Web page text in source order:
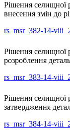
Рішення
внесення змін до
rs_msr_382-14-
Рішення
розроблення
rs_msr_383-14-
Рішення
затвердження
rs_msr_384-14-